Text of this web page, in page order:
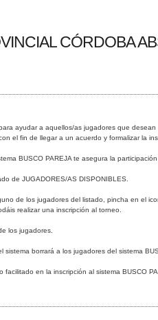
CÓRDOBA
ayudar a aquellos/as jugadores que
el fin de llegar a un acuerdo y formalizar la
BUSCO PAREJA te asegura la participación
de JUGADORES/AS DISPONIBLES.
de los jugadores del listado, pincha en el
realizar una inscripción al torneo.
los jugadores.
borrará a los jugadores del sistema
facilitado en la inscripción al sistema BUSCO